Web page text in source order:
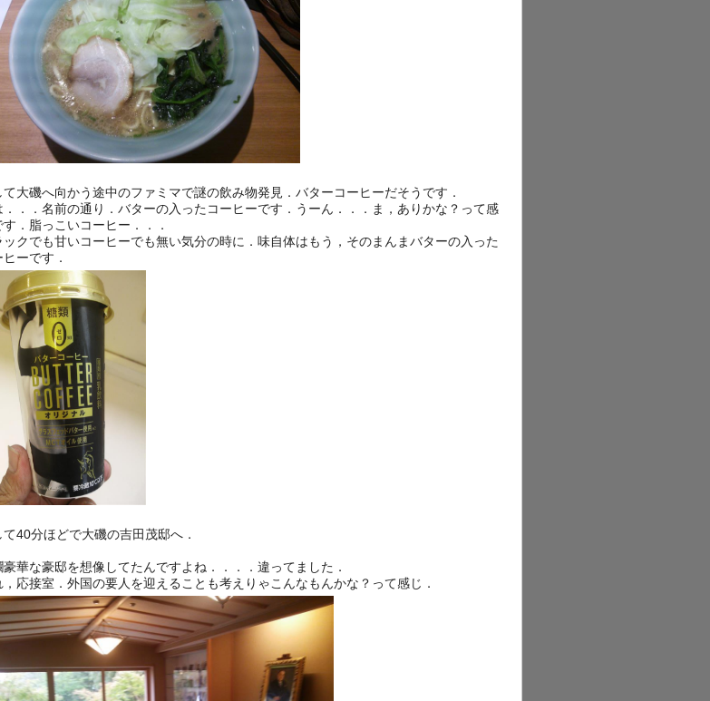
て大磯へ向かう途中のファミマで謎の飲み物発見．バターコーヒーだそうです．
．．．名前の通り．バターの入ったコーヒーです．うーん．．．ま，ありかな？って感
す．脂っこいコーヒー．．．
ックでも甘いコーヒーでも無い気分の時に．味自体はもう，そのまんまバターの入った
ヒーです．
て40分ほどで大磯の吉田茂邸へ．
豪華な豪邸を想像してたんですよね．．．．違ってました．
，応接室．外国の要人を迎えることも考えりゃこんなもんかな？って感じ．